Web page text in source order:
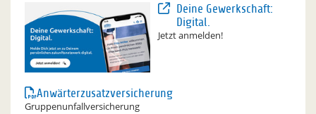
Deine Gewerkschaft:
Digital.
Jetzt anmelden!
Anwärterzusatzversicherung
Gruppenunfallversicherung